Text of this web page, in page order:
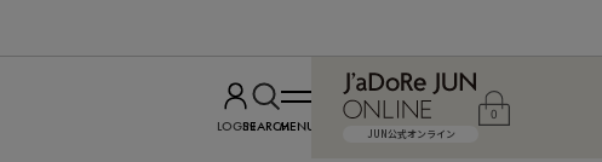
LOGINSEARCHMENU JUN公式オンライン
0